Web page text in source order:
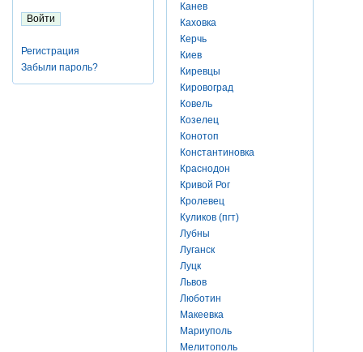
Регистрация
Забыли пароль?
Канев
Каховка
Керчь
Киев
Киревцы
Кировоград
Ковель
Козелец
Конотоп
Константиновка
Краснодон
Кривой Рог
Кролевец
Куликов (пгт)
Лубны
Луганск
Луцк
Львов
Люботин
Макеевка
Мариуполь
Мелитополь